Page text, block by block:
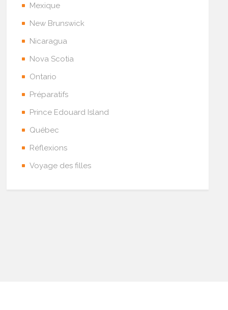
Mexique
New Brunswick
Nicaragua
Nova Scotia
Ontario
Préparatifs
Prince Edouard Island
Québec
Réflexions
Voyage des filles